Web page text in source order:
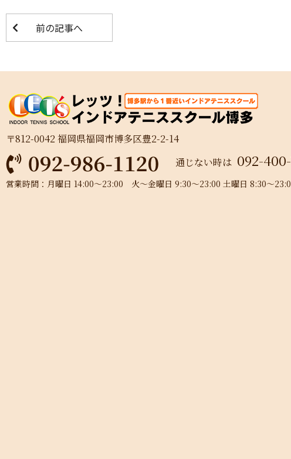
前の記事へ
〒812-0042 福岡県福岡市博多区豊2-2-14
通じない時は 092-
営業時間：月曜日 14:00～23:00 火～金曜日 9:30～23:00 土曜日 8:30～